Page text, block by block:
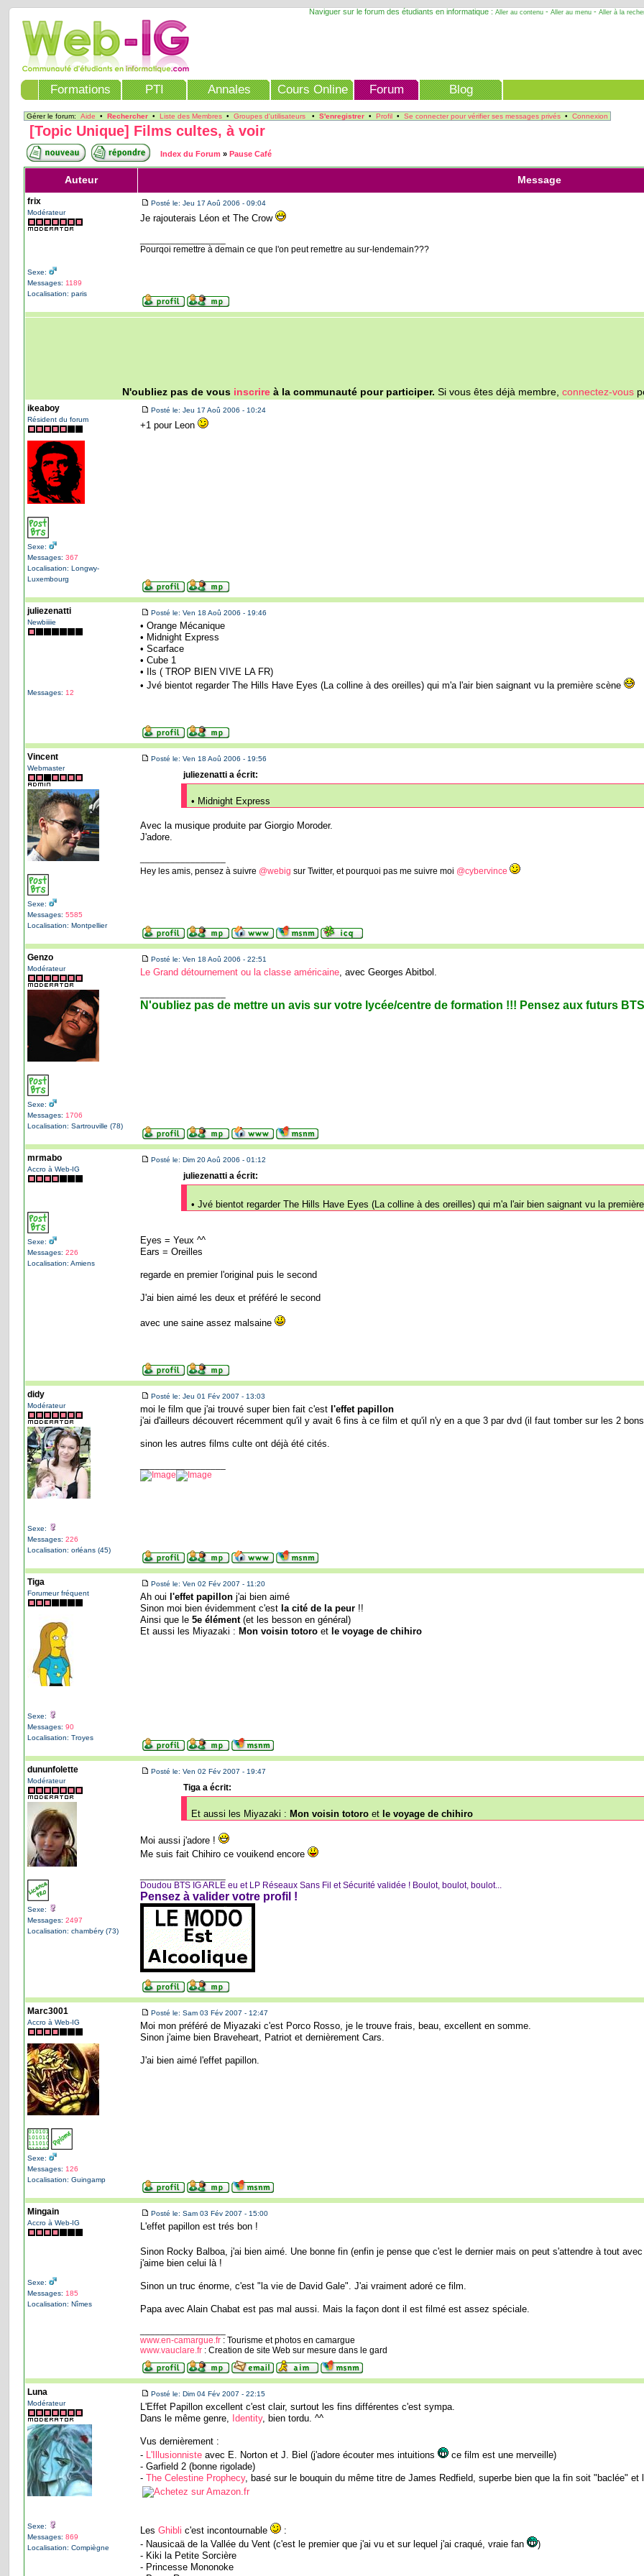
Naviguer sur le forum des étudiants en informatique :Aller au contenu -Aller au menu -Aller à la
Formations PTI Annales Cours Online Forum Blog
Gérer le forum:Aide •Rechercher •Liste des Membres •Groupes d'utilisateurs •S'enregistrer •Profil •Se connecter pour vérifier ses messages privés •Connexion
[Topic Unique] Films cultes, à voir
Index du Forum »Pause Café
Auteur Message
frix
Modérateur
Sexe:
Messages: 1189
Localisation: paris
Posté le: Jeu 17 Aoû 2006 - 09:04
Je rajouterais Léon et The Crow
Pourqoi remettre à demain ce que l'on peut remettre au sur-lendemain???
N'oubliez pas de vous inscrireà la communauté pour participer. Si vous êtes déjà membre, connectez-vous
ikeaboy
Résident du forum
Sexe:
Messages:367
Localisation: Longwy-
Luxembourg
Posté le: Jeu 17 Aoû 2006 - 10:24
+1 pour Leon
juliezenatti
Newbiiiie
Messages: 12
Posté le: Ven 18 Aoû 2006 - 19:46
• Orange Mécanique
• Midnight Express
• Scarface
• Cube 1
• Ils ( TROP BIEN VIVE LA FR)
• Jvé bientot regarder The Hills Have Eyes (La colline à des oreilles) qui m'a l'air bien saignant vu la première scène
Vincent
Webmaster
Sexe:
Messages:5585
Localisation: Montpellier
Posté le: Ven 18 Aoû 2006 - 19:56
juliezenatti a écrit:
• Midnight Express
Avec la musique produite par Giorgio Moroder.
J'adore.
Hey les amis, pensez à suivre @webig sur Twitter, et pourquoi pas me suivre moi @cybervince
Genzo
Modérateur
Sexe:
Messages: 1706
Localisation: Sartrouville (78)
Posté le: Ven 18 Aoû 2006 - 22:51
Le Grand détournement ou la classe américaine , avec Georges Abitbol.
N'oubliez pas de mettre un avis sur votre lycée/centre de formation !!! Pensez aux futurs
mrmabo
Accro à Web-IG
Sexe:
Messages:226
Localisation: Amiens
Posté le: Dim 20 Aoû 2006 - 01:12
juliezenatti a écrit:
• Jvé bientot regarder The Hills Have Eyes (La colline à des oreilles) qui m'a l'air bien saignant vu la
Eyes = Yeux ^^
Ears = Oreilles
regarde en premier l'original puis le second
J'ai bien aimé les deux et préféré le second
avec une saine assez malsaine
didy
Modérateur
Sexe:
Messages:226
Localisation: orléans (45)
Posté le: Jeu 01 Fév 2007 - 13:03
moi le film que j'ai trouvé super bien fait c'estl'effet papillon
j'ai d'ailleurs découvert récemment qu'il y avait 6 fins à ce film et qu'il n'y en a que 3 par dvd (il faut tomber sur les 2
sinon les autres films culte ont déjà été cités.
Tiga
Forumeur fréquent
Sexe:
Messages:90
Localisation: Troyes
Posté le: Ven 02 Fév 2007 - 11:20
Ah ouil'effet papillon j'ai bien aimé
Sinon moi bien évidemment c'estla cité de la peur !!
Ainsi que le5e élément(et les besson en général)
Et aussi les Miyazaki :Mon voisin totoro etle voyage de chihiro
dununfolette
Modérateur
Sexe:
Messages:2497
Localisation: chambéry (73)
Posté le: Ven 02 Fév 2007 - 19:47
Tiga a écrit:
Et aussi les Miyazaki :Mon voisin totoro et le voyage de chihiro
Moi aussi j'adore !
Me suis fait Chihiro ce vouikend encore
Doudou BTS IG ARLE eu et LP Réseaux Sans Fil et Sécurité validée ! Boulot, boulot, boulot...
Pensez à valider votre profil !
Marc3001
Accro à Web-IG
Sexe:
Messages: 126
Localisation: Guingamp
Posté le: Sam 03 Fév 2007 - 12:47
Moi mon préféré de Miyazaki c'est Porco Rosso, je le trouve frais, beau, excellent en somme.
Sinon j'aime bien Braveheart, Patriot et dernièrement Cars.
J'ai bien aimé l'effet papillon.
Mingain
Accro à Web-IG
Sexe:
Messages: 185
Localisation: Nîmes
Posté le: Sam 03 Fév 2007 - 15:00
L'effet papillon est trés bon !
Sinon Rocky Balboa, j'ai bien aimé. Une bonne fin (enfin je pense que c'est le dernier mais on peut s'attendre à tout
j'aime bien celui là !
Sinon un truc énorme, c'est "la vie de David Gale". J'ai vraiment adoré ce film.
Papa avec Alain Chabat est pas mal aussi. Mais la façon dont il est filmé est assez spéciale.
www.en-camargue.fr : Tourisme et photos en camargue
www.vauclare.fr : Creation de site Web sur mesure dans le gard
Luna
Modérateur
Sexe:
Messages:869
Localisation: Compiègne
Posté le: Dim 04 Fév 2007 - 22:15
L'Effet Papillon excellent c'est clair, surtout les fins différentes c'est sympa.
Dans le même genre, Identity, bien tordu. ^^
Vus dernièrement :
- L'Illusionniste avec E. Norton et J. Biel (j'adore écouter mes intuitions
ce film est une merveille)
- Garfield 2 (bonne rigolade)
-The Celestine Prophecy, basé sur le bouquin du même titre de James Redfield, superbe bien que la fin soit "baclée"
LesGhibli c'est incontournable
:
- Nausicaä de la Vallée du Vent (c'est le premier que j'ai vu et sur lequel j'ai craqué, vraie fan
)
- Kiki la Petite Sorcière
- Princesse Mononoke